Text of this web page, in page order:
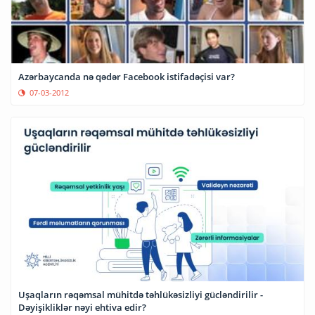
Azərbaycanda nə qədər Facebook istifadəçisi var?
07-03-2012
Uşaqların rəqəmsal mühitdə təhlükəsizliyi gücləndirilir -
Dəyişikliklər nəyi ehtiva edir?